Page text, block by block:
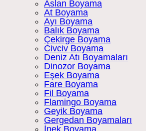
Aslan Boyama
At Boyama
Ayı Boyama
Balık Boyama
Çekirge Boyama
Civciv Boyama
Deniz Atı Boyamaları
Dinozor Boyama
Eşek Boyama
Fare Boyama
Fil Boyama
Flamingo Boyama
Geyik Boyama
Gergedan Boyamaları
İnek Boyama